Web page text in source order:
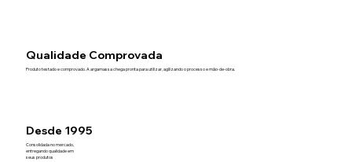
Qualidade Comprovada
Produto testado e comprovado. A argamassa chega pronta para utilizar, agilizando o processo e mão-de-obra.
Desde 1995
Consolidada no mercado,
entregando qualidade em
seus produtos